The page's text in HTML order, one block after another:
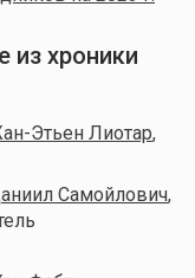
из хроники
Этьен Лиотар,
Самойлович,